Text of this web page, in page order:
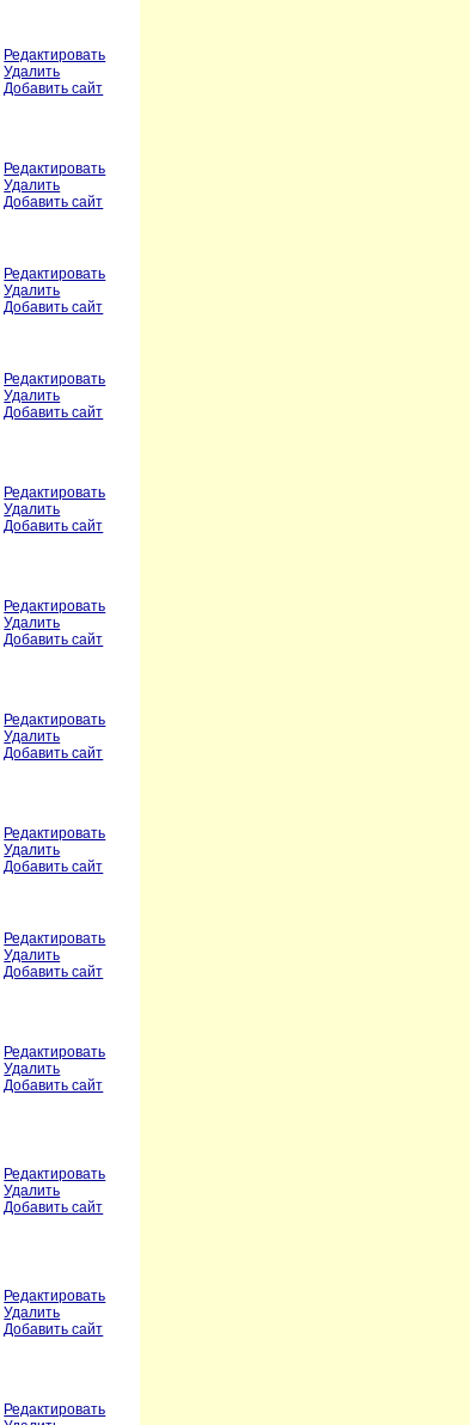
Редактировать
Удалить
Добавить сайт
Редактировать
Удалить
Добавить сайт
Редактировать
Удалить
Добавить сайт
Редактировать
Удалить
Добавить сайт
Редактировать
Удалить
Добавить сайт
Редактировать
Удалить
Добавить сайт
Редактировать
Удалить
Добавить сайт
Редактировать
Удалить
Добавить сайт
Редактировать
Удалить
Добавить сайт
Редактировать
Удалить
Добавить сайт
Редактировать
Удалить
Добавить сайт
Редактировать
Удалить
Добавить сайт
Редактировать